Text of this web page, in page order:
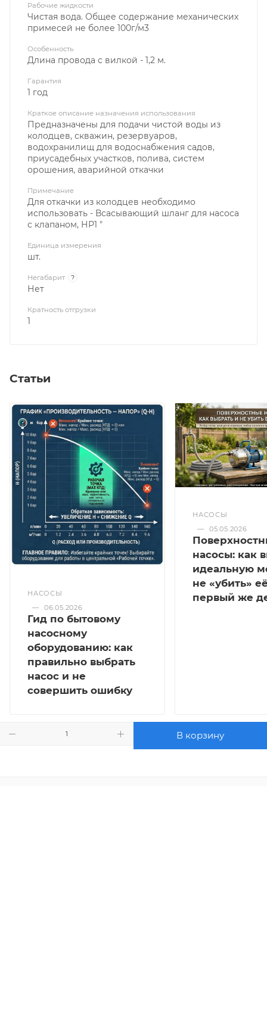
В корзину
Рабочие жидкости
Чистая вода. Общее содержание механических
примесей не более 100г/м3
Особенность
Длина провода с вилкой - 1,2 м.
Гарантия
1 год
Краткое описание назначения использования
Предназначены для подачи чистой воды из
колодцев, скважин, резервуаров,
водохранилищ для водоснабжения садов,
приусадебных участков, полива, систем
орошения, аварийной откачки
Примечание
Для откачки из колодцев необходимо
использовать - Всасывающий шланг для насоса
с клапаном, НР1 "
Единица измерения
шт.
Негабарит ?
Нет
Кратность отгрузки
1
Статьи
НАСОСЫ
—
06.05.2026
Гид по бытовому
насосному
оборудованию: как
правильно выбрать
насос и не
совершить ошибку
НАСОСЫ
—
05.05.2026
насосы: как
идеальную
не «убить»
первый же